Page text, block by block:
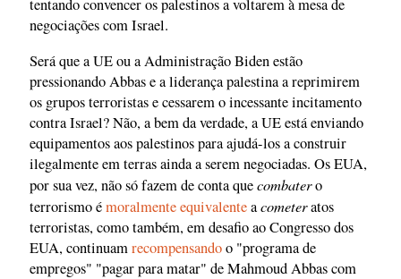
tentando convencer os palestinos a voltarem à mesa de
negociações com Israel.
Será que a UE ou a Administração Biden estão
pressionando Abbas e a liderança palestina a reprimirem
os grupos terroristas e cessarem o incessante incitamento
contra Israel? Não, a bem da verdade, a UE está enviando
equipamentos aos palestinos para ajudá-los a construir
ilegalmente em terras ainda a serem negociadas. Os EUA,
por sua vez, não só fazem de conta quecombatero
terrorismo émoralmente equivalenteacometeratos
terroristas, como também, em desafio ao Congresso dos
EUA, continuamrecompensandoo "programa de
empregos" "pagar para matar" de Mahmoud Abbas com